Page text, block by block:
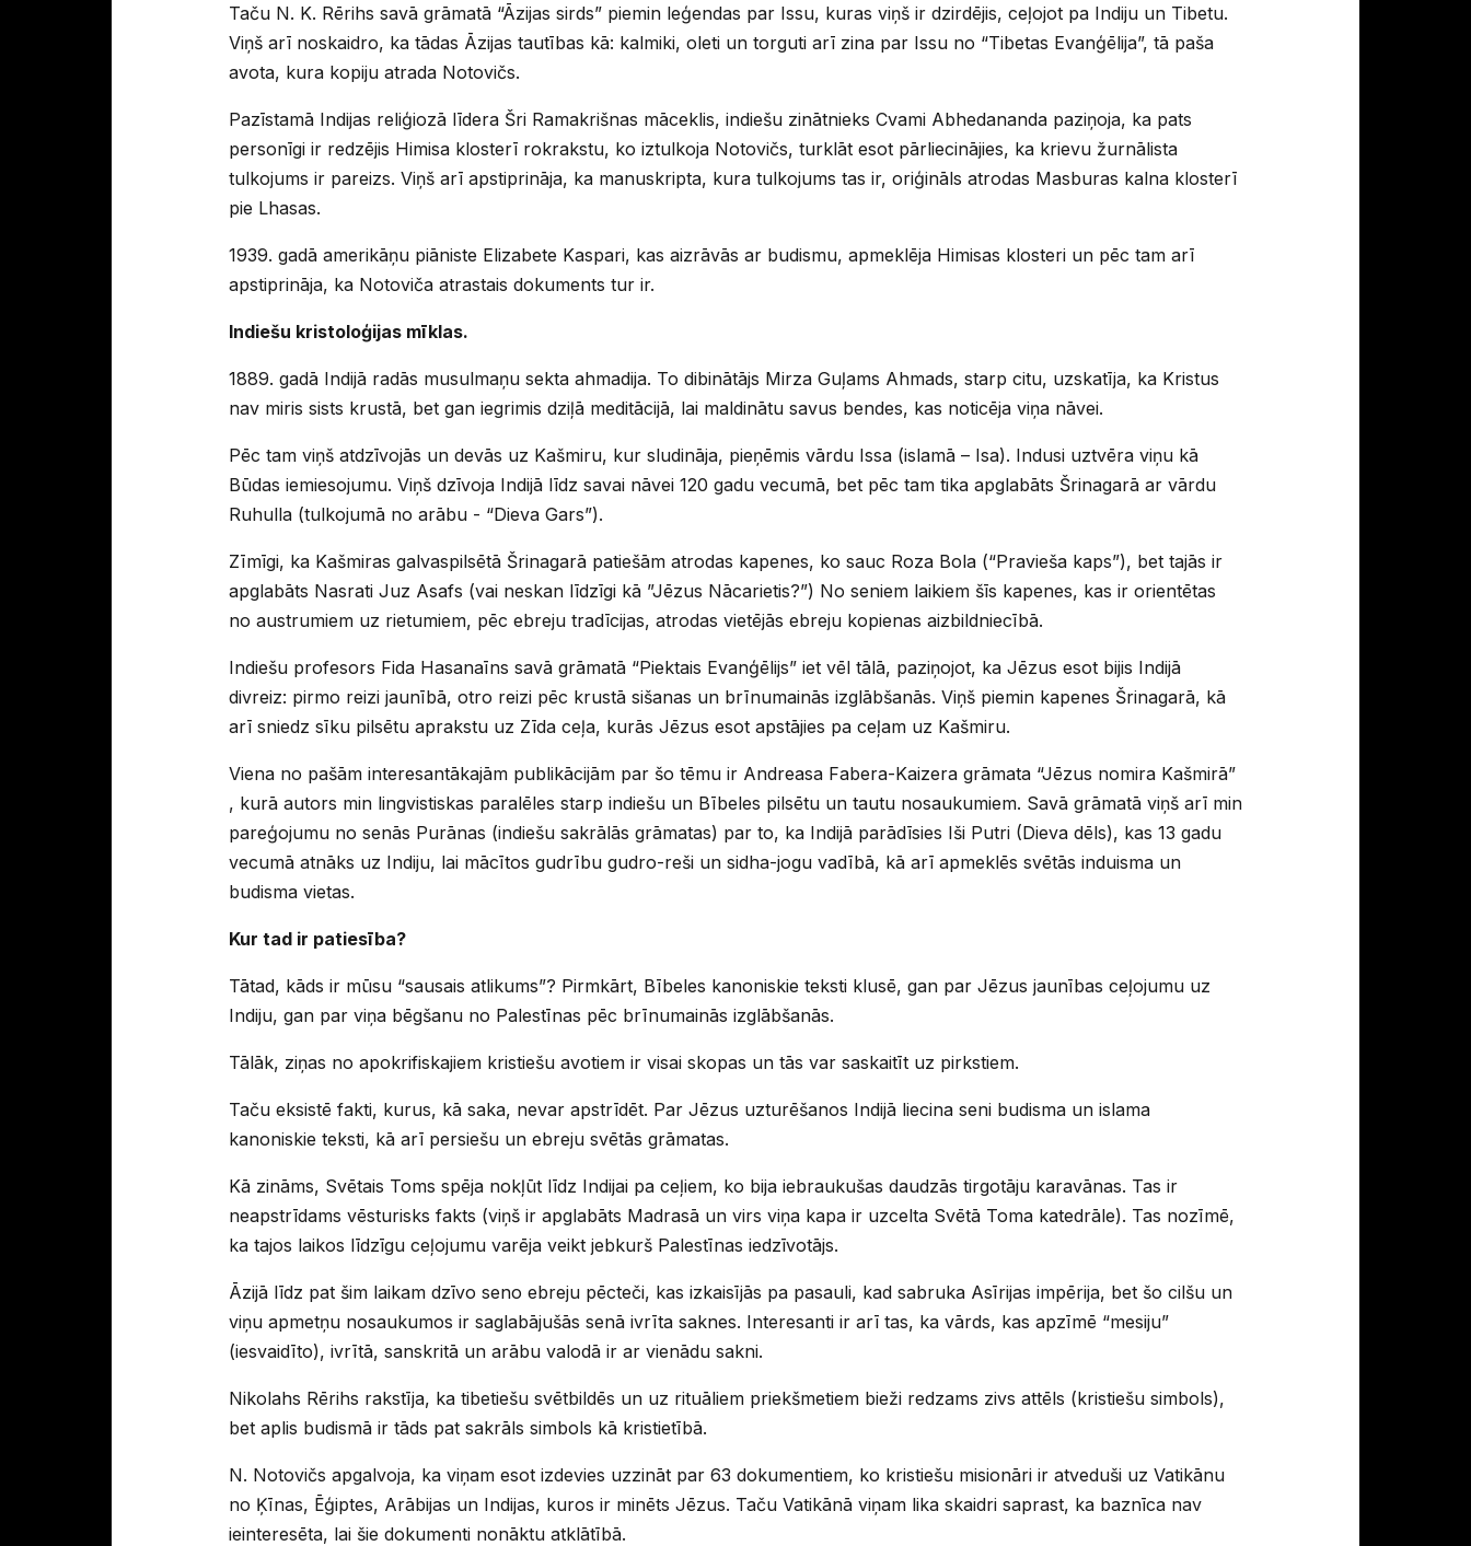
Taču N. K. Rērihs savā grāmatā “Āzijas sirds” piemin leģendas par Issu, kuras viņš ir dzirdējis, ceļojot pa Indiju un Tibetu.
Viņš arī noskaidro, ka tādas Āzijas tautības kā: kalmiki, oleti un torguti arī zina par Issu no “Tibetas Evanģēlija”, tā paša
avota, kura kopiju atrada Notovičs.
Pazīstamā Indijas reliģiozā līdera Šri Ramakrišnas māceklis, indiešu zinātnieks Cvami Abhedananda paziņoja, ka pats
personīgi ir redzējis Himisa klosterī rokrakstu, ko iztulkoja Notovičs, turklāt esot pārliecinājies, ka krievu žurnālista
tulkojums ir pareizs. Viņš arī apstiprināja, ka manuskripta, kura tulkojums tas ir, oriģināls atrodas Masburas kalna klosterī
pie Lhasas.
1939. gadā amerikāņu piāniste Elizabete Kaspari, kas aizrāvās ar budismu, apmeklēja Himisas klosteri un pēc tam arī
apstiprināja, ka Notoviča atrastais dokuments tur ir.
Indiešu kristoloģijas mīklas.
1889. gadā Indijā radās musulmaņu sekta ahmadija. To dibinātājs Mirza Guļams Ahmads, starp citu, uzskatīja, ka Kristus
nav miris sists krustā, bet gan iegrimis dziļā meditācijā, lai maldinātu savus bendes, kas noticēja viņa nāvei.
Pēc tam viņš atdzīvojās un devās uz Kašmiru, kur sludināja, pieņēmis vārdu Issa (islamā – Isa). Indusi uztvēra viņu kā
Būdas iemiesojumu. Viņš dzīvoja Indijā līdz savai nāvei 120 gadu vecumā, bet pēc tam tika apglabāts Šrinagarā ar vārdu
Ruhulla (tulkojumā no arābu - “Dieva Gars”).
Zīmīgi, ka Kašmiras galvaspilsētā Šrinagarā patiešām atrodas kapenes, ko sauc Roza Bola (“Pravieša kaps”), bet tajās ir
apglabāts Nasrati Juz Asafs (vai neskan līdzīgi kā ”Jēzus Nācarietis?”) No seniem laikiem šīs kapenes, kas ir orientētas
no austrumiem uz rietumiem, pēc ebreju tradīcijas, atrodas vietējās ebreju kopienas aizbildniecībā.
Indiešu profesors Fida Hasanaīns savā grāmatā “Piektais Evanģēlijs” iet vēl tālā, paziņojot, ka Jēzus esot bijis Indijā
divreiz: pirmo reizi jaunībā, otro reizi pēc krustā sišanas un brīnumainās izglābšanās. Viņš piemin kapenes Šrinagarā, kā
arī sniedz sīku pilsētu aprakstu uz Zīda ceļa, kurās Jēzus esot apstājies pa ceļam uz Kašmiru.
Viena no pašām interesantākajām publikācijām par šo tēmu ir Andreasa Fabera-Kaizera grāmata “Jēzus nomira Kašmirā”
, kurā autors min lingvistiskas paralēles starp indiešu un Bībeles pilsētu un tautu nosaukumiem. Savā grāmatā viņš arī min
pareģojumu no senās Purānas (indiešu sakrālās grāmatas) par to, ka Indijā parādīsies Iši Putri (Dieva dēls), kas 13 gadu
vecumā atnāks uz Indiju, lai mācītos gudrību gudro-reši un sidha-jogu vadībā, kā arī apmeklēs svētās induisma un
budisma vietas.
Kur tad ir patiesība?
Tātad, kāds ir mūsu “sausais atlikums”? Pirmkārt, Bībeles kanoniskie teksti klusē, gan par Jēzus jaunības ceļojumu uz
Indiju, gan par viņa bēgšanu no Palestīnas pēc brīnumainās izglābšanās.
Tālāk, ziņas no apokrifiskajiem kristiešu avotiem ir visai skopas un tās var saskaitīt uz pirkstiem.
Taču eksistē fakti, kurus, kā saka, nevar apstrīdēt. Par Jēzus uzturēšanos Indijā liecina seni budisma un islama
kanoniskie teksti, kā arī persiešu un ebreju svētās grāmatas.
Kā zināms, Svētais Toms spēja nokļūt līdz Indijai pa ceļiem, ko bija iebraukušas daudzās tirgotāju karavānas. Tas ir
neapstrīdams vēsturisks fakts (viņš ir apglabāts Madrasā un virs viņa kapa ir uzcelta Svētā Toma katedrāle). Tas nozīmē,
ka tajos laikos līdzīgu ceļojumu varēja veikt jebkurš Palestīnas iedzīvotājs.
Āzijā līdz pat šim laikam dzīvo seno ebreju pēcteči, kas izkaisījās pa pasauli, kad sabruka Asīrijas impērija, bet šo cilšu un
viņu apmetņu nosaukumos ir saglabājušās senā ivrīta saknes. Interesanti ir arī tas, ka vārds, kas apzīmē “mesiju”
(iesvaidīto), ivrītā, sanskritā un arābu valodā ir ar vienādu sakni.
Nikolahs Rērihs rakstīja, ka tibetiešu svētbildēs un uz rituāliem priekšmetiem bieži redzams zivs attēls (kristiešu simbols),
bet aplis budismā ir tāds pat sakrāls simbols kā kristietībā.
N. Notovičs apgalvoja, ka viņam esot izdevies uzzināt par 63 dokumentiem, ko kristiešu misionāri ir atveduši uz Vatikānu
no Ķīnas, Ēģiptes, Arābijas un Indijas, kuros ir minēts Jēzus. Taču Vatikānā viņam lika skaidri saprast, ka baznīca nav
ieinteresēta, lai šie dokumenti nonāktu atklātībā.